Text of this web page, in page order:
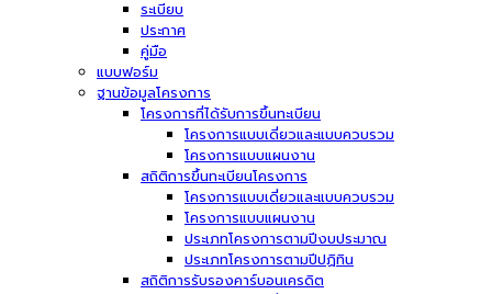
ระเบียบ
ประกาศ
คู่มือ
แบบฟอร์ม
ฐานข้อมูลโครงการ
โครงการที่ได้รับการขึ้นทะเบียน
โครงการแบบเดี่ยวและแบบควบรวม
โครงการแบบแผนงาน
สถิติการขึ้นทะเบียนโครงการ
โครงการแบบเดี่ยวและแบบควบรวม
โครงการแบบแผนงาน
ประเภทโครงการตามปีงบประมาณ
ประเภทโครงการตามปีปฏิทิน
สถิติการรับรองคาร์บอนเครดิต